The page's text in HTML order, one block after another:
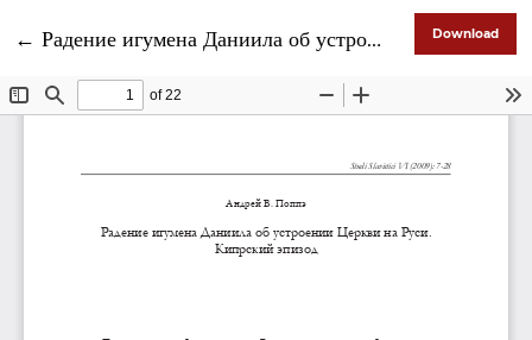
← Return to Article Details
Радение игумена Даниила об устроении Церкви на Руси. Кипрский эпизод Download